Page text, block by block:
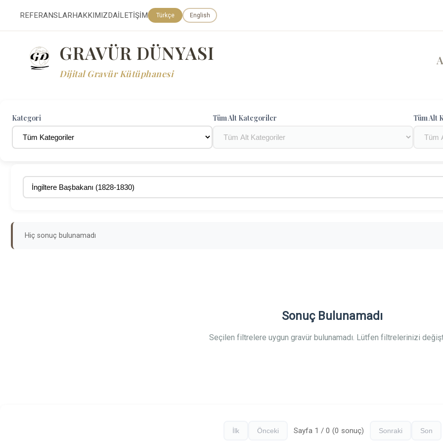
REFERANSLARHAKKIMIZDAİLETİŞİM Türkçe English
GRAVÜR DÜNYASI
Dijital Gravür Kütüphanesi
Kategori Tüm Alt Kategoriler Tüm Alt
Hiç sonuç bulunamadı
Sonuç Bulunamadı
Seçilen filtrelere uygun gravür bulunamadı. Lütfen filtrelerinizi
İlk Önceki Sayfa 1 / 0 (0 sonuç) Sonraki Son